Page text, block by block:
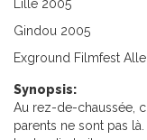
Lille 2005
Gindou 2005
Exground Filmfest
Synopsis:
Au rez-de-chaussée,
parents ne sont pas